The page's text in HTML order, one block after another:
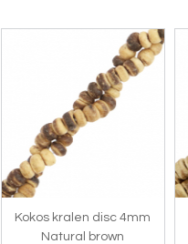
Kokos kralen disc 4mm
Natural brown